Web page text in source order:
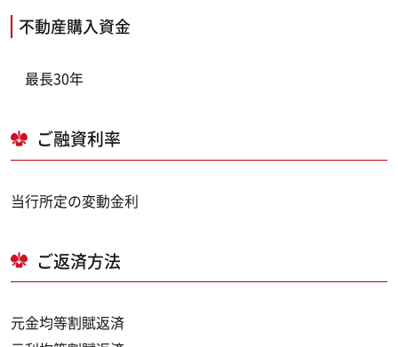
不動産購入資金
最長30年
ご融資利率
当行所定の変動金利
ご返済方法
元金均等割賦返済